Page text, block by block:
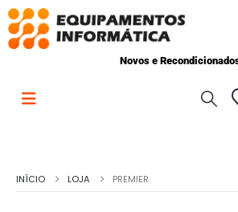
Novos e
INÍCIO LOJA PREMIER